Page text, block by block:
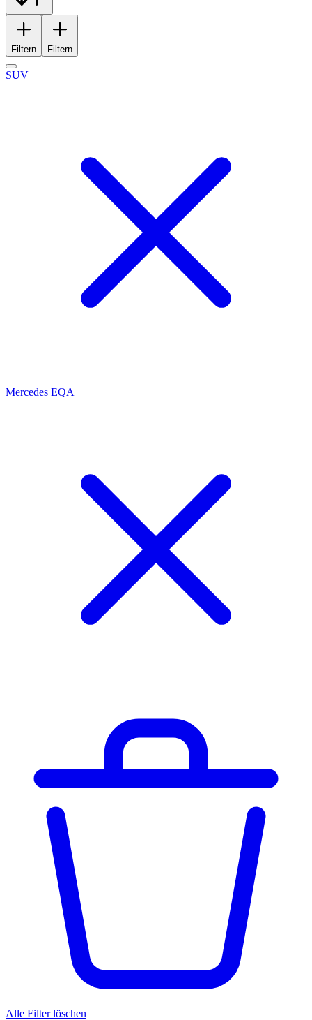
Filtern Filtern
SUV
Mercedes EQA
Alle Filter löschen